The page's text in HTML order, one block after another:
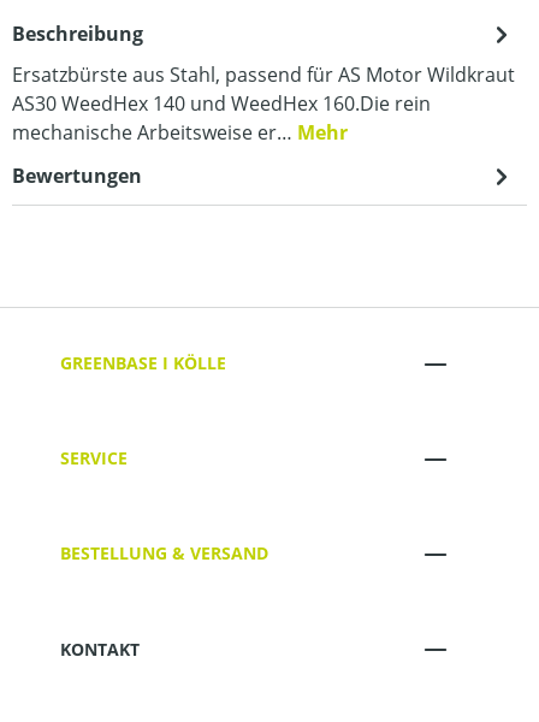
Beschreibung
Ersatzbürste aus Stahl, passend für AS Motor Wildkraut
AS30 WeedHex 140 und WeedHex 160.Die rein
mechanische Arbeitsweise er… Mehr
Bewertungen
GREENBASE I KÖLLE
SERVICE
BESTELLUNG & VERSAND
KONTAKT